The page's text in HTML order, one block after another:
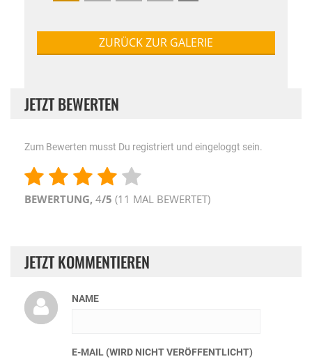
ZURÜCK ZUR GALERIE
JETZT BEWERTEN
Zum Bewerten musst Du registriert und eingeloggt sein.
BEWERTUNG, 4/5 (11 MAL BEWERTET)
JETZT KOMMENTIEREN
NAME
E-MAIL (WIRD NICHT VERÖFFENTLICHT)